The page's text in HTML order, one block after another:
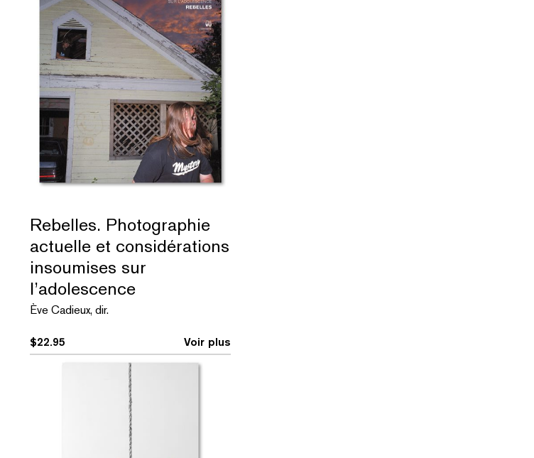
Rebelles. Photographie
actuelle et considérations
insoumises sur
l’adolescence
Ève Cadieux, dir.
$22.95 Voir plus